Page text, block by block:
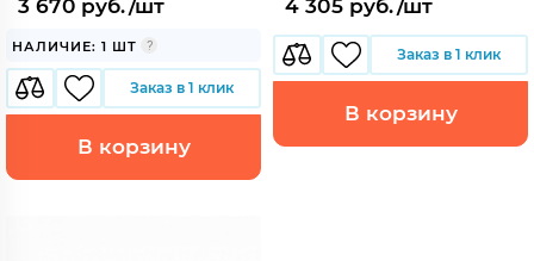
3 670 руб./шт
НАЛИЧИЕ: 1 ШТ
Заказ в 1 клик
В корзину
4 305 руб./шт
Заказ в 1 клик
В корзину